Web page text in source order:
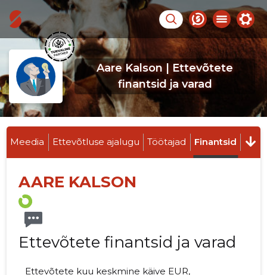
Aare Kalson | Ettevõtete
finantsid ja varad
Meedia Ettevõtluse ajalugu Töötajad Finantsid
AARE KALSON
Ettevõtete finantsid ja varad
Ettevõtete kuu keskmine käive EUR,